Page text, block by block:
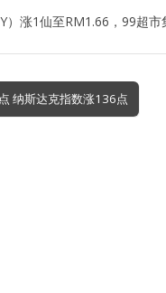
）涨1仙至RM1.66，99超市
纳斯达克指数涨136点